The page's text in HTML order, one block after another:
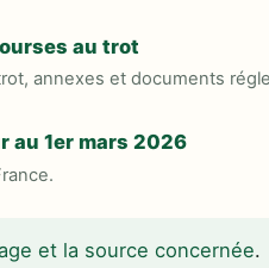
au trot
annexes et documents
au 1er mars 2026
et la source concernée.